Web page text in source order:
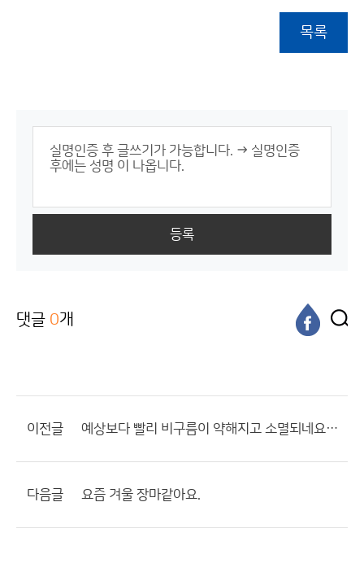
목록
등록
댓글 0개
이전글 예상보다 빨리 비구름이 약해지고 소멸되네요.. 낮까지 에보 되었는데??
다음글 요즘 겨울 장마같아요.